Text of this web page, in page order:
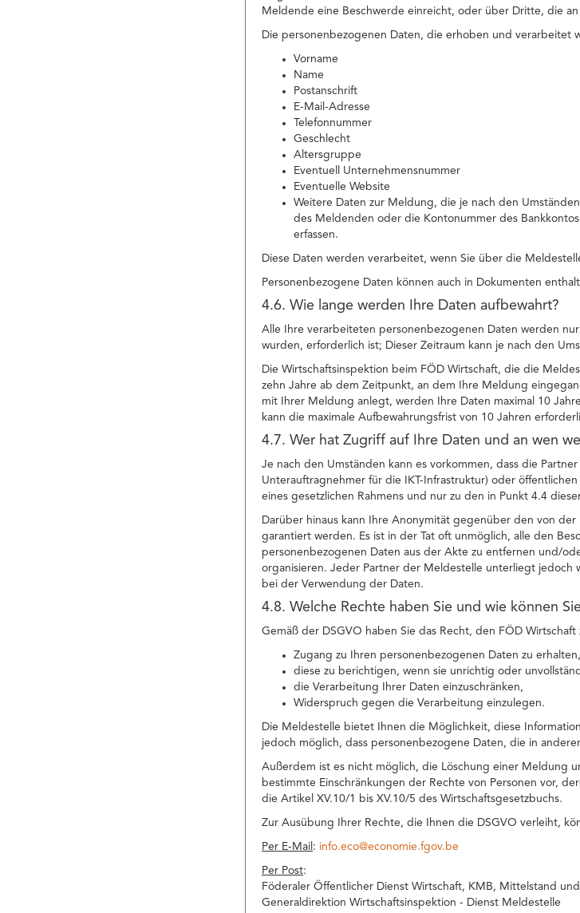
Meldende eine Beschwerde einreicht, oder über Dritte, die
Die personenbezogenen Daten, die erhoben und verarbeitet
Vorname
Name
Postanschrift
E-Mail-Adresse
Telefonnummer
Geschlecht
Altersgruppe
Eventuell Unternehmensnummer
Eventuelle Website
Weitere Daten zur Meldung, die je nach den
des Meldenden oder die Kontonummer des
erfassen.
Diese Daten werden verarbeitet, wenn Sie über die
Personenbezogene Daten können auch in Dokumenten
4.6. Wie lange werden Ihre Daten aufbewahrt?
Alle Ihre verarbeiteten personenbezogenen Daten werden
wurden, erforderlich ist; Dieser Zeitraum kann je nach den
Die Wirtschaftsinspektion beim FÖD Wirtschaft, die die
zehn Jahre ab dem Zeitpunkt, an dem Ihre Meldung
mit Ihrer Meldung anlegt, werden Ihre Daten maximal 10
kann die maximale Aufbewahrungsfrist von 10 Jahren
4.7. Wer hat Zugriff auf Ihre Daten und an wen
Je nach den Umständen kann es vorkommen, dass die
Unterauftragnehmer für die IKT-Infrastruktur) oder
eines gesetzlichen Rahmens und nur zu den in Punkt 4.4
Darüber hinaus kann Ihre Anonymität gegenüber den von
garantiert werden. Es ist in der Tat oft unmöglich, alle den
personenbezogenen Daten aus der Akte zu entfernen und/
organisieren. Jeder Partner der Meldestelle unterliegt
bei der Verwendung der Daten.
4.8. Welche Rechte haben Sie und wie können
Gemäß der DSGVO haben Sie das Recht, den FÖD Wirtschaft
Zugang zu Ihren personenbezogenen Daten zu erhalten,
diese zu berichtigen, wenn sie unrichtig oder
die Verarbeitung Ihrer Daten einzuschränken,
Widerspruch gegen die Verarbeitung einzulegen.
Die Meldestelle bietet Ihnen die Möglichkeit, diese
jedoch möglich, dass personenbezogene Daten, die in
Außerdem ist es nicht möglich, die Löschung einer Meldung
bestimmte Einschränkungen der Rechte von Personen vor,
die Artikel XV.10/1 bis XV.10/5 des Wirtschaftsgesetzbuchs.
Zur Ausübung Ihrer Rechte, die Ihnen die DSGVO verleiht,
Per E-Mail : info.eco@economie.fgov.be
Per Post:
Föderaler Öffentlicher Dienst Wirtschaft, KMB, Mittelstand
Generaldirektion Wirtschaftsinspektion - Dienst Meldestelle